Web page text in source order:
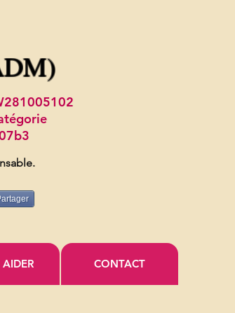
CONTACT